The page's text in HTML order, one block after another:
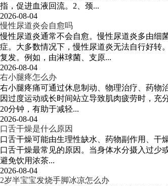
指，促进血液回流。2、颈...
2026-08-04
慢性尿道炎会自愈吗
慢性尿道炎通常不会自愈。慢性尿道炎多由细
症。大多数情况下，慢性尿道炎无法自行好转
复发。例如，由淋球菌、支原...
2026-08-04
右小腿疼怎么办
右小腿疼痛可通过休息制动、物理治疗、药物
因过度运动或长时间站立导致肌肉疲劳时，充
20分钟，有助于减轻...
2026-08-04
口舌干燥是什么原因
口舌干燥可能由生理性缺水、药物副作用、干
口舌干燥最常见的原因。当身体水分摄入过少
避免饮用浓茶...
2026-08-04
2岁半宝宝发烧手脚冰凉怎么办